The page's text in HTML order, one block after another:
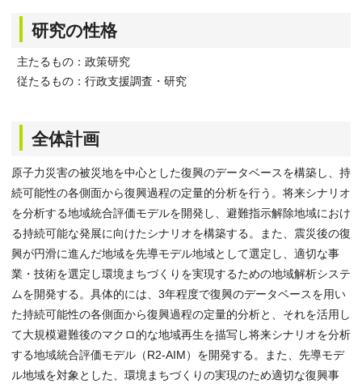
研究の性格
主たるもの：政策研究
従たるもの：行政支援調査・研究
全体計画
原子力災害の被災地を中心とした復興のデータベースを構築し、持
続可能性の各側面から復興過程の定量的分析を行う。将来シナリオ
を分析する地域統合評価モデルを開発し、避難指示解除地域におけ
る持続可能な発展に向けたシナリオを構築する。また、震災後の復
興が円滑に進んだ地域を先導モデル地域として選定し、適切な事
業・技術を選定し環境まちづくりを実現するための地域解析システ
ムを開発する。具体的には、3年程度で復興のデータベースを用い
た持続可能性の各側面から復興過程の定量的分析と、それを活用し
て大規模避難後のマクロ的な地域再生を描写し将来シナリオを分析
する地域統合評価モデル（R2-AIM）を開発する。また、先導モデ
ル地域を対象とした、環境まちづくりの実現のため適切な復興事